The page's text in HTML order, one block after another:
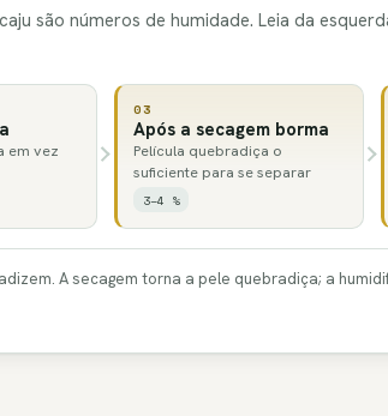
são números de humidade. Leia da
em vez
03
Após a secagem borma
Película quebradiça o
suficiente para se separar
3–4 %
A secagem torna a pele quebradiça; a